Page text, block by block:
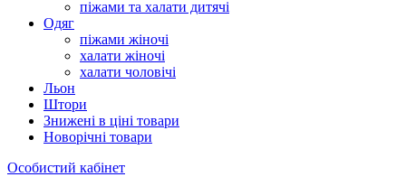
піжами та халати дитячі
Одяг
піжами жіночі
халати жіночі
халати чоловічі
Льон
Штори
Знижені в ціні товари
Новорічні товари
Особистий кабінет